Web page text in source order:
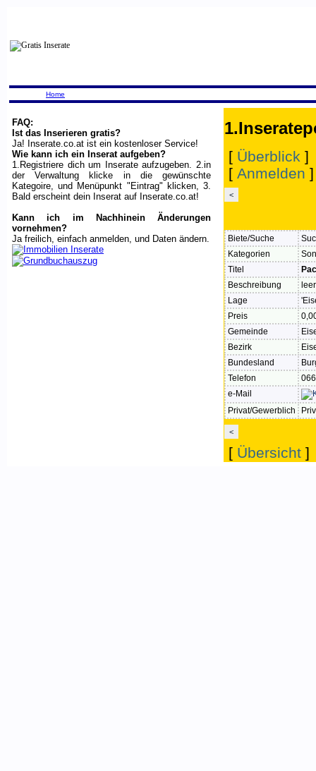
Home
FAQ:
Ist das Inserieren gratis?
Ja! Inserate.co.at ist ein kostenloser Service!
Wie kann ich ein Inserat aufgeben?
1.Registriere dich um Inserate aufzugeben. 2.in
der Verwaltung klicke in die gewünschte
Kategoire, und Menüpunkt "Eintrag" klicken, 3.
Bald erscheint dein Inserat auf Inserate.co.at!
Kann ich im Nachhinein Änderungen
vornehmen?
Ja freilich, einfach anmelden, und Daten ändern.
[ Überblick ]
[ Anmelden
<
Biete/Suche
Kategorien
Titel
Beschreibung
Lage
Preis
Gemeinde
Bezirk
Bundesland
Telefon
e-Mail
Privat/Gewerblich
<
[ Übersicht